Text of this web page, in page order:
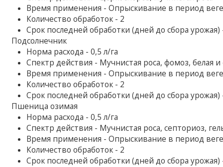
Время применения - Опрыскивание в период
Количество обработок - 2
Срок последней обработки (дней до сбора урожая)
Подсолнечник
Норма расхода - 0,5 л/га
Спектр действия - Мучнистая роса, фомоз, белая и
Время применения - Опрыскивание в период
Количество обработок - 2
Срок последней обработки (дней до сбора урожая)
Пшеница озимая
Норма расхода - 0,5 л/га
Спектр действия - Мучнистая роса, септориоз,
Время применения - Опрыскивание в период
Количество обработок - 2
Срок последней обработки (дней до сбора урожая)